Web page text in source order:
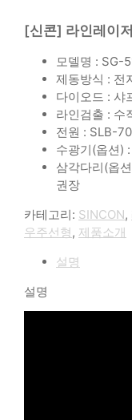
[신콘] 라인레이
모델명 : SG-
제동방식 : 전
다이오드 : 샤
라인검출 : 수
전원 : SLB-
수광기(옵션)
삼각다리(옵
권장
카테고리: SINCON,
우주선형, 제품소개
설명
설명